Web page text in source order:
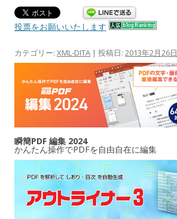
投票をお願いいたします
カテゴリー: XML-DITA | 投稿日: 2013年2月26日
瞬簡PDF 編集 2024
かんたん操作でPDFを自由自在に編集